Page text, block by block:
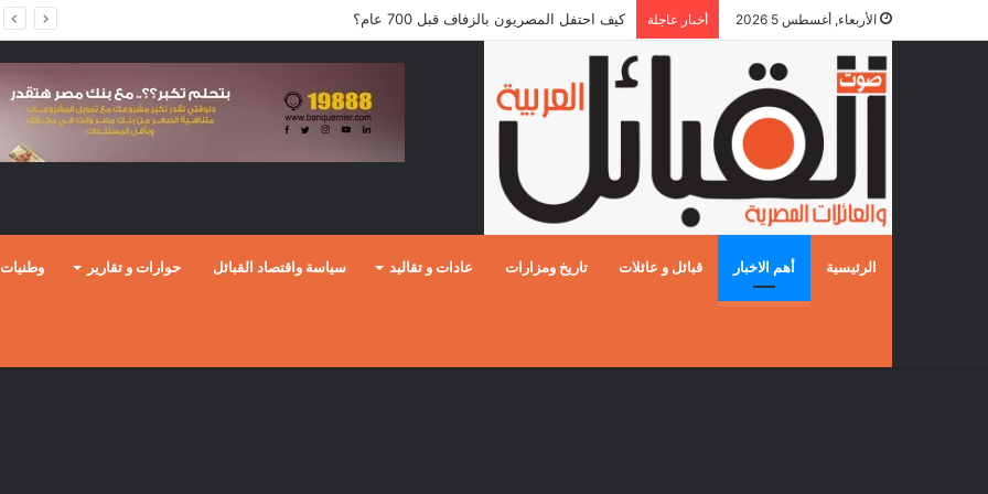
الأربعاء, أغسطس 5 2026 أخبار عاجلة كيف احتفل المصريون بالزفاف قبل 700 عام؟
الرئيسية أهم الاخبار قبائل و عائلات تاريخ ومزارات عادات و تقاليد سياسة واقتصاد القبائل حوارات و تقارير وطنيات